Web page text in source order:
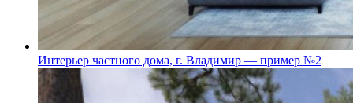
Интерьер частного дома, г. Владимир — пример №2